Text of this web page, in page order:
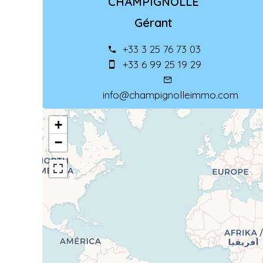
Gérant
+33 3 25 76 73 03
+33 6 99 25 19 29
info@champignolleimmo.com
+
−